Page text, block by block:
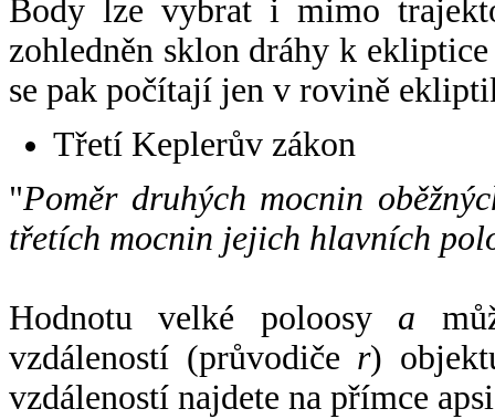
Body lze vybrat i mimo
zohledněn sklon dráhy k
se pak počítají jen v rovině
Třetí Keplerův zákon
"Poměr druhých mocnin
třetích mocnin jejich hlavních
Hodnotu velké poloosy a
vzdáleností (průvodiče r)
vzdáleností najdete na přímce